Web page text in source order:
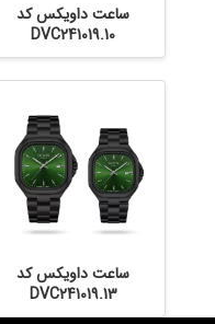
ساعت داویکس کد
DVC241019.10
ساعت داویکس کد
DVC241019.13